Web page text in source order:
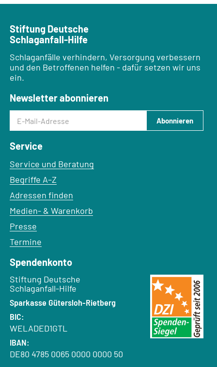
Stiftung Deutsche
Schlaganfall-Hilfe
Schlaganfälle verhindern, Versorgung verbessern
und den Betroffenen helfen - dafür setzen wir uns
ein.
Newsletter abonnieren
E-Mail-Adresse
Abonnieren
Service
Service und Beratung
Begriffe A–Z
Adressen finden
Medien- & Warenkorb
Presse
Termine
Spendenkonto
Empfänger:
Stiftung Deutsche
Schlaganfall-Hilfe
Bank:
Sparkasse Gütersloh-Rietberg
BIC:
WELADED1GTL
IBAN:
DE80 4785 0065 0000 0000 50